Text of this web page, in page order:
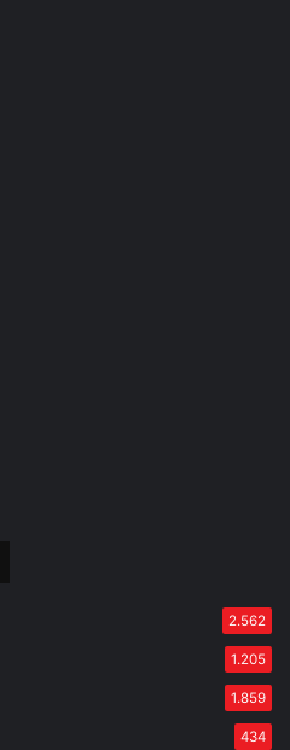
2.562
1.205
1.859
434